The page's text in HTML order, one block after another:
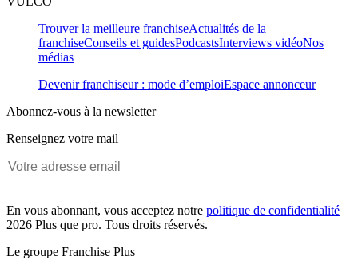
Trouver la meilleure franchiseActualités de la
franchiseConseils et guidesPodcastsInterviews vidéoNos
médias
Devenir franchiseur : mode d’emploiEspace annonceur
Abonnez-vous à la newsletter
Renseignez votre mail
En vous abonnant, vous acceptez notre politique de confidentialité |
2026 Plus que pro. Tous droits réservés.
Le groupe Franchise Plus